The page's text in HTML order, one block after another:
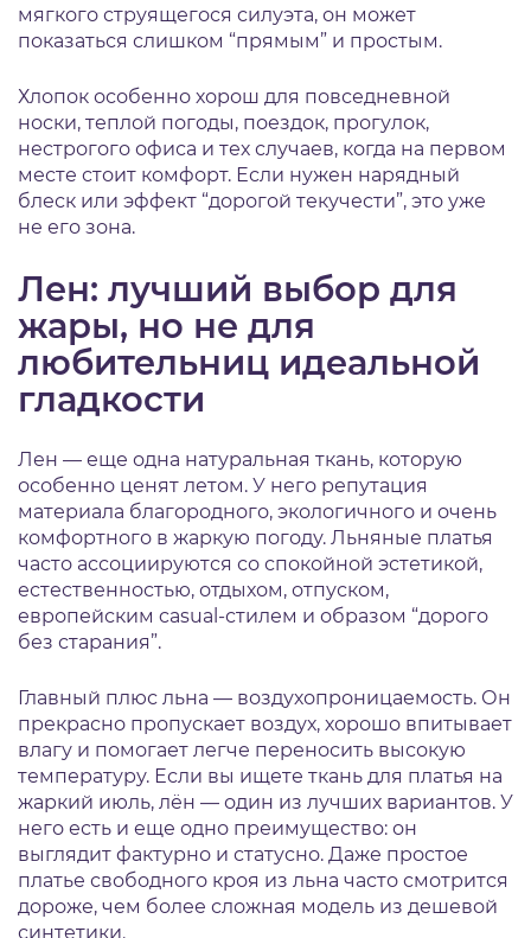
мягкого струящегося силуэта, он может
показаться слишком “прямым” и простым.
Хлопок особенно хорош для повседневной
носки, теплой погоды, поездок, прогулок,
нестрогого офиса и тех случаев, когда на первом
месте стоит комфорт. Если нужен нарядный
блеск или эффект “дорогой текучести”, это уже
не его зона.
Лен: лучший выбор для
жары, но не для
любительниц идеальной
гладкости
Лен — еще одна натуральная ткань, которую
особенно ценят летом. У него репутация
материала благородного, экологичного и очень
комфортного в жаркую погоду. Льняные платья
часто ассоциируются со спокойной эстетикой,
естественностью, отдыхом, отпуском,
европейским casual-стилем и образом “дорого
без старания”.
Главный плюс льна — воздухопроницаемость. Он
прекрасно пропускает воздух, хорошо впитывает
влагу и помогает легче переносить высокую
температуру. Если вы ищете ткань для платья на
жаркий июль, лён — один из лучших вариантов. У
него есть и еще одно преимущество: он
выглядит фактурно и статусно. Даже простое
платье свободного кроя из льна часто смотрится
дороже, чем более сложная модель из дешевой
синтетики.